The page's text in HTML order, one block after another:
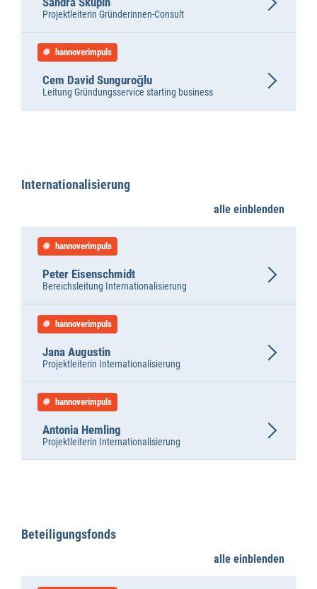
Projektleiterin Gründerinnen-Consult
hannoverimpuls
Leitung Gründungsservice starting business
Cem David Sunguroğlu
Internationalisierung
alle einblenden
hannoverimpuls
Bereichsleitung Internationalisierung
Peter Eisenschmidt
hannoverimpuls
Projektleiterin Internationalisierung
Jana Augustin
hannoverimpuls
Projektleiterin Internationalisierung
Antonia Hemling
Beteiligungsfonds
alle einblenden